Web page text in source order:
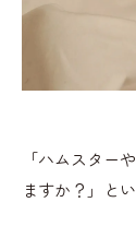
「ハムスター
ますか？」と